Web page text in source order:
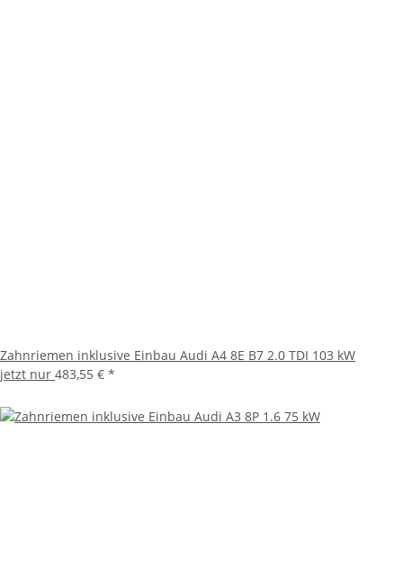
Zahnriemen inklusive Einbau Audi A4 8E B7 2.0 TDI 103 kW
jetzt nur 483,55 € *